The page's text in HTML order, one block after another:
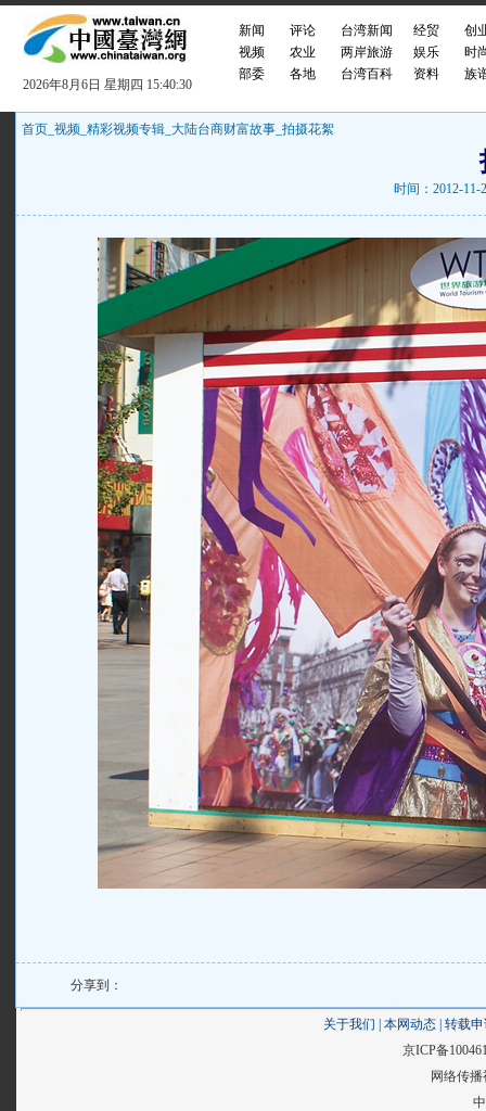
2026年8月6日 星期四 15:40:31
新闻
视频
部委
评论
农业
各地
台湾新闻
两岸旅游
台湾百科
经贸
娱乐
资料
创
时
族
首页 视频 精彩视频专辑 大陆台商财富故事 拍摄花絮
时间：2012-
分享到：
关于我们 本网动态 转载
京ICP备
网络传